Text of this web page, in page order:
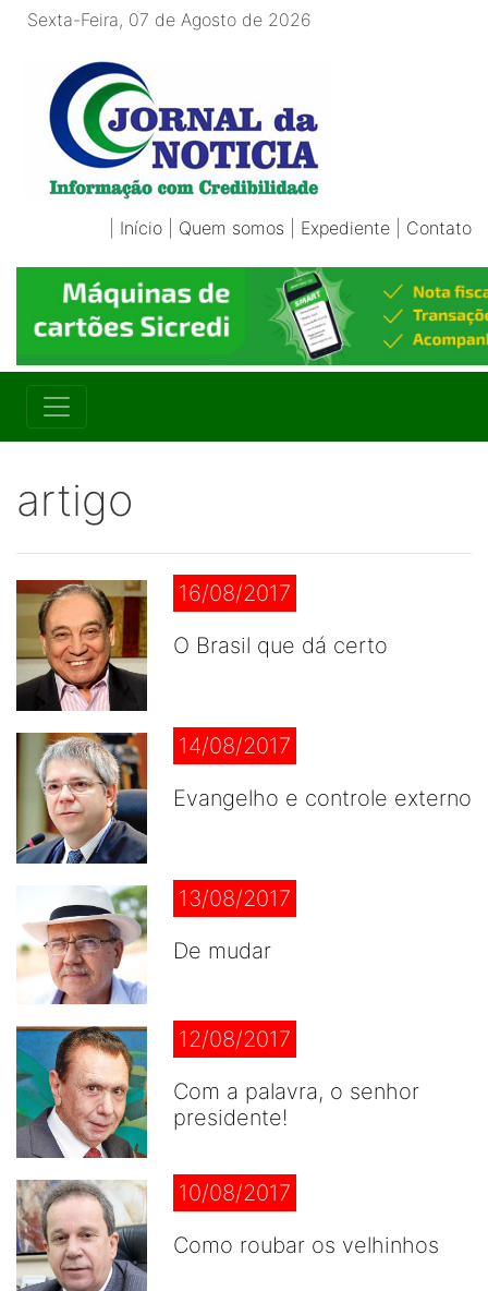
Sexta-Feira, 07 de Agosto de 2026
Início Quem somos Expediente Contato
artigo
16/08/2017
O Brasil que dá certo
14/08/2017
Evangelho e controle externo
13/08/2017
De mudar
12/08/2017
Com a palavra, o senhor
presidente!
10/08/2017
Como roubar os velhinhos